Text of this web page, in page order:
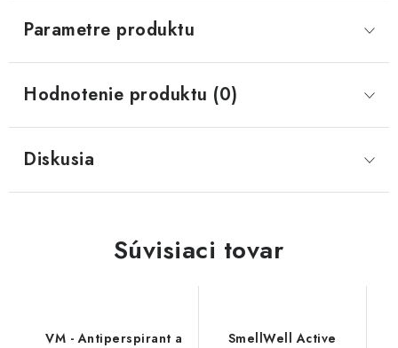
Parametre produktu
Hodnotenie produktu (0)
Diskusia
Súvisiaci tovar
VM - Antiperspirant a
SmellWell Active